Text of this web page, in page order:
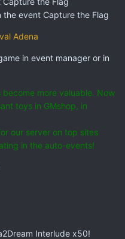
event Capture the Flag
Adena
in event manager or in
become more valuable. Now
toys in GMshop, in
our server on top sites
in the auto-events!
Interlude x50!